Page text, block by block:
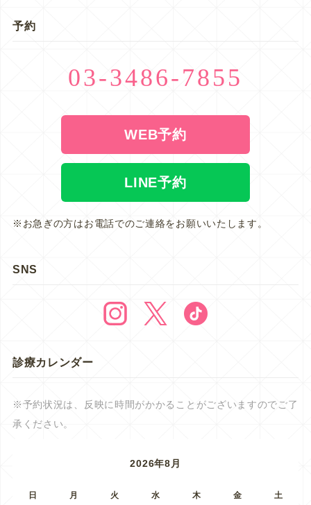
予約
03-3486-7855
WEB予約
LINE予約
※お急ぎの方はお電話でのご連絡をお願いいたします。
SNS
診療カレンダー
※予約状況は、反映に時間がかかることがございますのでご了
承ください。
2026年8月
日 月 火 水 木 金 土